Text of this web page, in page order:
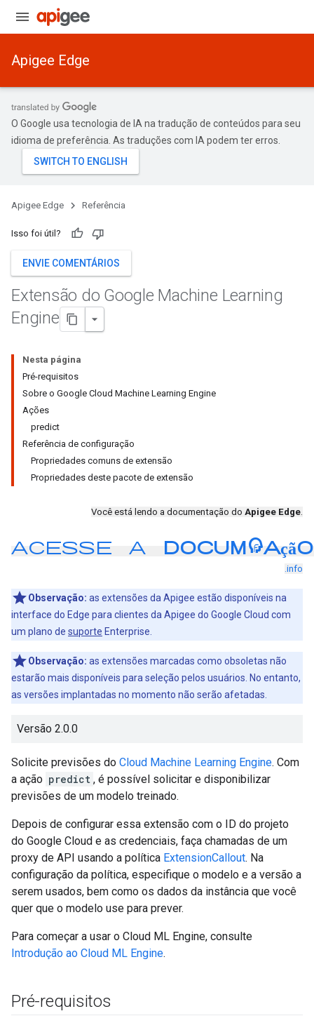
Apigee Edge
O Google usa tecnologia de IA na tradução de conteúdos para seu
idioma de preferência. As traduções com IA podem ter erros.
Apigee Edge Referência
Isso foi útil?
ENVIE COMENTÁRIOS
Extensão do Google Machine Learning
Engine
Nesta página
Pré-requisitos
Sobre o Google Cloud Machine Learning Engine
Ações
predict
Referência de configuração
Propriedades comuns de extensão
Propriedades deste pacote de extensão
Você está lendo a documentação do Apigee Edge.
Acesse a
.info
Observação: as extensões da Apigee estão disponíveis na
interface do Edge para clientes da Apigee do Google Cloud com
um plano de suporte Enterprise.
Observação: as extensões marcadas como obsoletas não
estarão mais disponíveis para seleção pelos usuários. No entanto,
as versões implantadas no momento não serão afetadas.
Versão 2.0.0
Solicite previsões do Cloud Machine Learning Engine. Com
a ação predict , é possível solicitar e disponibilizar
previsões de um modelo treinado.
Depois de configurar essa extensão com o ID do projeto
do Google Cloud e as credenciais, faça chamadas de um
proxy de API usando a política ExtensionCallout. Na
configuração da política, especifique o modelo e a versão a
serem usados, bem como os dados da instância que você
quer que o modelo use para prever.
Para começar a usar o Cloud ML Engine, consulte
Introdução ao Cloud ML Engine.
Pré-requisitos